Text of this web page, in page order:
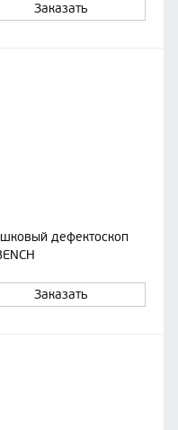
Заказать
дефектоскоп
Заказать